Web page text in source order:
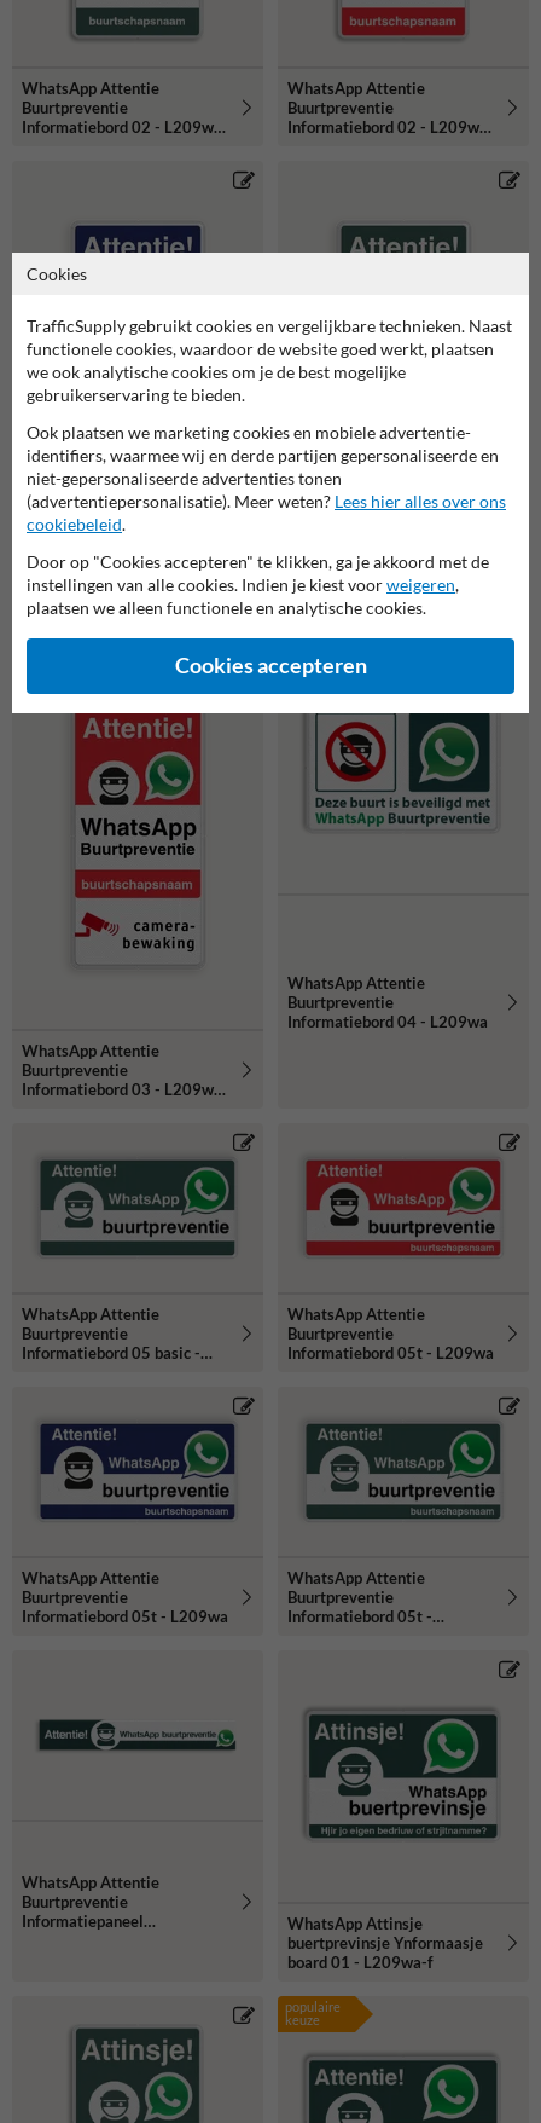
WhatsApp Attentie
Buurtpreventie
Informatiebord 02 - L209wa-
WhatsApp Attentie
Buurtpreventie
Informatiebord 02 - L209wa-
WhatsApp Attentie
Buurtpreventie
Informatiebord 03 - L209wa-
WhatsApp Attentie
Buurtpreventie
Informatiebord 03 - L209wa-
WhatsApp Attentie
Buurtpreventie
Informatiebord 03 - L209wa-
WhatsApp Attentie
Buurtpreventie
Informatiebord 04 - L209wa
WhatsApp Attentie
Buurtpreventie
Informatiebord 05 basic -
WhatsApp Attentie
Buurtpreventie
Informatiebord 05t - L209wa
WhatsApp Attentie
Buurtpreventie
Informatiebord 05t - L209wa
WhatsApp Attentie
Buurtpreventie
Informatiebord 05t -
WhatsApp Attentie
Buurtpreventie
Informatiepaneel
WhatsApp Attinsje
buertprevinsje Ynformaasje
board 01 - L209wa-f
populaire
keuze
Cookies
TrafficSupply gebruikt cookies en vergelijkbare technieken. Naast
functionele cookies, waardoor de website goed werkt, plaatsen
we ook analytische cookies om je de best mogelijke
gebruikerservaring te bieden.
Ook plaatsen we marketing cookies en mobiele advertentie-
identifiers, waarmee wij en derde partijen gepersonaliseerde en
niet-gepersonaliseerde advertenties tonen
(advertentiepersonalisatie). Meer weten? Lees hier alles over ons
cookiebeleid.
Door op "Cookies accepteren" te klikken, ga je akkoord met de
instellingen van alle cookies. Indien je kiest voorweigeren,
plaatsen we alleen functionele en analytische cookies.
Cookies accepteren